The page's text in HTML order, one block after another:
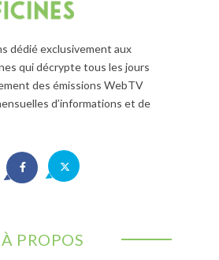
dédié exclusivement aux
qui décrypte tous les jours
des émissions WebTV
d’informations et de
À PROPOS